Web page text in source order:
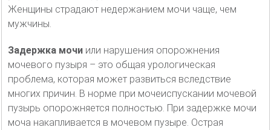
Женщины страдают недержанием мочи чаще, чем
мужчины.
Задержка мочи или нарушения опорожнения
мочевого пузыря – это общая урологическая
проблема, которая может развиться вследствие
многих причин. В норме при мочеиспускании мочевой
пузырь опорожняется полностью. При задержке мочи
моча накапливается в мочевом пузыре. Острая